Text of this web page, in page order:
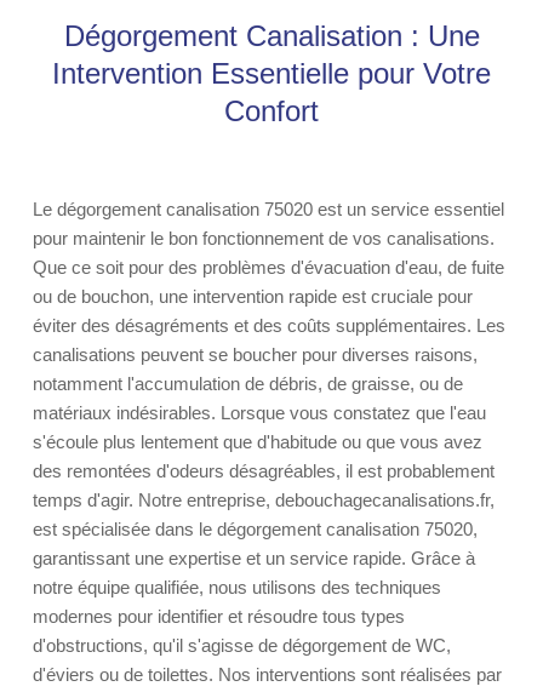
Dégorgement Canalisation : Une
Intervention Essentielle pour Votre
Confort
Le dégorgement canalisation 75020 est un service essentiel
pour maintenir le bon fonctionnement de vos canalisations.
Que ce soit pour des problèmes d'évacuation d'eau, de fuite
ou de bouchon, une intervention rapide est cruciale pour
éviter des désagréments et des coûts supplémentaires. Les
canalisations peuvent se boucher pour diverses raisons,
notamment l'accumulation de débris, de graisse, ou de
matériaux indésirables. Lorsque vous constatez que l'eau
s'écoule plus lentement que d'habitude ou que vous avez
des remontées d'odeurs désagréables, il est probablement
temps d'agir. Notre entreprise, debouchagecanalisations.fr,
est spécialisée dans le dégorgement canalisation 75020,
garantissant une expertise et un service rapide. Grâce à
notre équipe qualifiée, nous utilisons des techniques
modernes pour identifier et résoudre tous types
d'obstructions, qu'il s'agisse de dégorgement de WC,
d'éviers ou de toilettes. Nos interventions sont réalisées par